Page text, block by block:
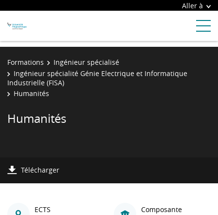
Aller à
Formations
Ingénieur spécialisé
Ingénieur spécialité Génie Electrique et Informatique
Industrielle (FISA)
Humanités
Humanités
Télécharger
ECTS
Composante